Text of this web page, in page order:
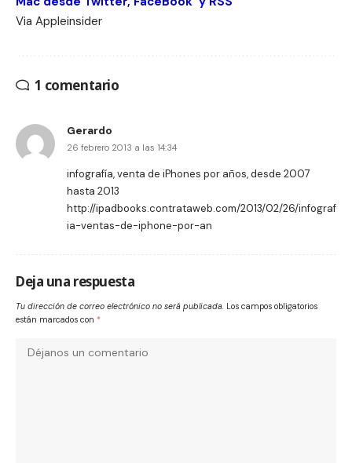
Via Appleinsider
1 comentario
Gerardo
26 febrero 2013 a las 14:34
infografía, venta de iPhones por años, desde 2007
hasta 2013
http://ipadbooks.contrataweb.com/2013/02/26/infograf
ia-ventas-de-iphone-por-an
Deja una respuesta
Tu dirección de correo electrónico no será publicada. Los campos obligatorios
están marcados con *